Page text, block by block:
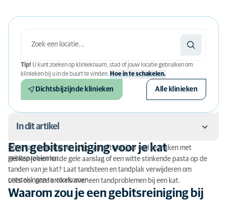
Tip! U kunt zoeken op klinieknaam, stad of jouw locatie gebruiken om
klinieken bij u in de buurt te vinden. Hoe in te schakelen.
Dichtsbijzijnde klinieken Alle klinieken
In dit artikel
Een gebitsreiniging voor je kat
Waarom zou je een gebitsreiniging bij een kat laten
Een gebitsreiniging voor je kat
80% van de katten en krijgt vanaf twee jaar oud te maken met
gebitsproblemen.
Herken je een harde gele aanslag of een witte stinkende pasta op de
tanden van je kat? Laat tandsteen en tandplak verwijderen om
ontstekingen te voorkomen.
Lees ook onze artikels over een tandproblemen bij een kat.
Waarom zou je een gebitsreiniging bij